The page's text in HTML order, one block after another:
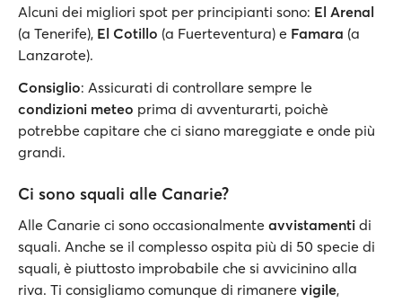
Alcuni dei migliori spot per principianti sono: El Arenal
(a Tenerife), El Cotillo (a Fuerteventura) e Famara (a
Lanzarote).
Consiglio: Assicurati di controllare sempre le
condizioni meteo prima di avventurarti, poichè
potrebbe capitare che ci siano mareggiate e onde più
grandi.
Ci sono squali alle Canarie?
Alle Canarie ci sono occasionalmente avvistamenti di
squali. Anche se il complesso ospita più di 50 specie di
squali, è piuttosto improbabile che si avvicinino alla
riva. Ti consigliamo comunque di rimanere vigile,